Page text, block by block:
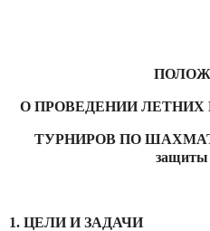
О ПРОВЕДЕНИИ ЛЕТНИХ
ТУРНИРОВ ПО
защиты
1. ЦЕЛИ И ЗАДАЧИ